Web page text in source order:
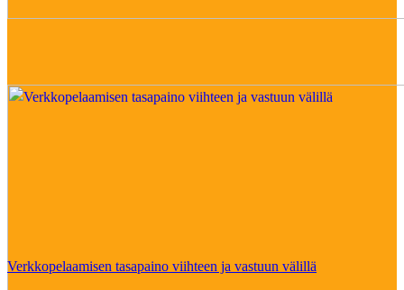
Verkkopelaamisen tasapaino viihteen ja vastuun välillä